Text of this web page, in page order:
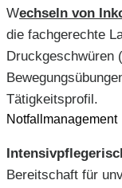
Wechseln von
die fachgerechte
Druckgeschwüren
Tätigkeitsprofil.
Notfallmanagement
Bereitschaft für